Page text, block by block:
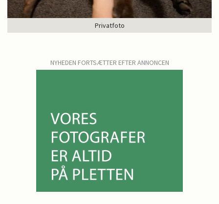
Privatfoto
NYHEDEN FORTSÆTTER EFTER ANNONCEN